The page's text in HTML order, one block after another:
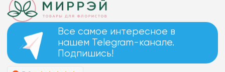
Все самое интересное в
нашем Telegram-канале.
Подпишись!